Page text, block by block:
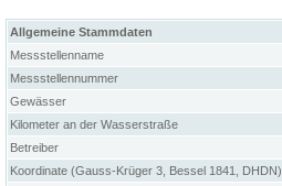
Allgemeine Stammdaten
Messstellenname
Messstellennummer
Gewässer
Kilometer an der Wasserstraße
Betreiber
Koordinate (Gauss-Krüger 3, Bessel 1841, DHDN)